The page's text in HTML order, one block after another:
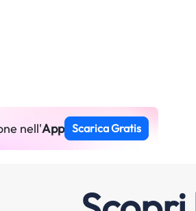
nell'App Scarica Gratis